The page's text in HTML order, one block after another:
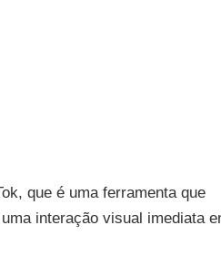
que é uma ferramenta que
interação visual imediata